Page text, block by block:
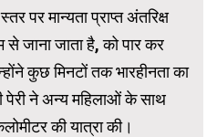
पर मान्यता प्राप्त अंतरिक्ष
जाना जाता है, को पार कर
कुछ मिनटों तक भारहीनता का
पेरी ने अन्य महिलाओं के साथ
की यात्रा की।